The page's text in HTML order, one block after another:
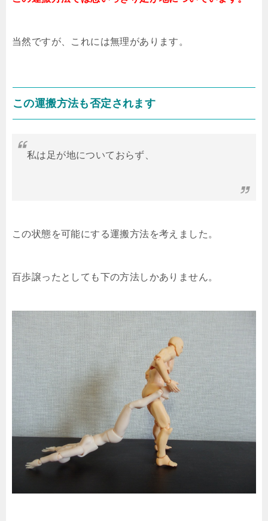
当然ですが、これには無理があります。
この運搬方法も否定されます
私は足が地についておらず、
この状態を可能にする運搬方法を考えました。
百歩譲ったとしても下の方法しかありません。